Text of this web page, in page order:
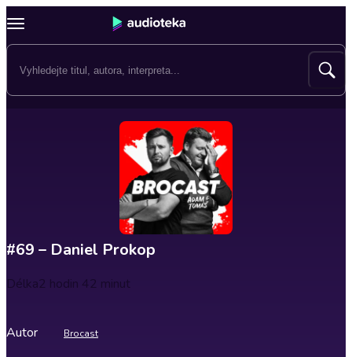
#69 – Daniel Prokop
Délka2 hodin 42 minut
Autor Brocast